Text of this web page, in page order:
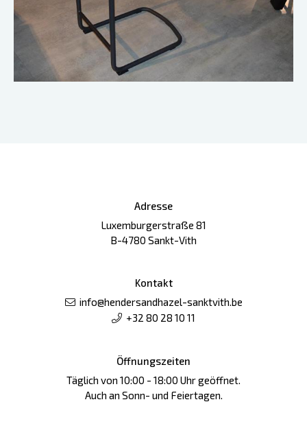
Adresse
Luxemburgerstraße 81
B-4780 Sankt-Vith
Kontakt
info@hendersandhazel-sanktvith.be
+32 80 28 10 11
Öffnungszeiten
Täglich von 10:00 - 18:00 Uhr geöffnet.
Auch an Sonn- und Feiertagen.